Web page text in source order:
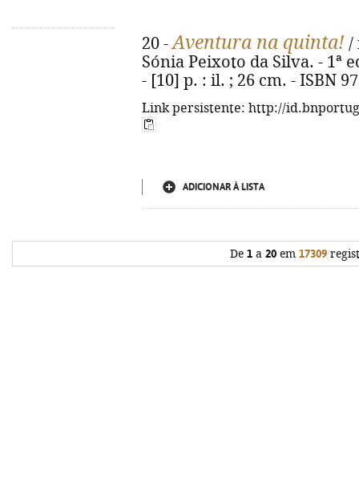
20 -Aventura na quinta! /
Sónia Peixoto da Silva. - 1ª
- [10] p. : il. ; 26 cm. - ISBN
Link persistente: http://
ADICIONAR À LISTA
De 1 a 20 em 17309